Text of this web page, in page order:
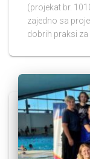
(projekat br.
zajedno sa
dobrih praksi za